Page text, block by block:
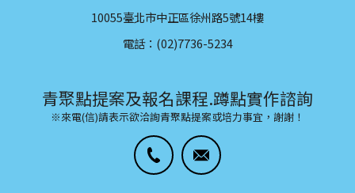
10055臺北市中正區徐州路5號14樓
電話：(02)7736-5234
青聚點提案及報名課程.蹲點實作諮詢
※來電(信)請表示欲洽詢青聚點提案或培力事宜，謝謝！